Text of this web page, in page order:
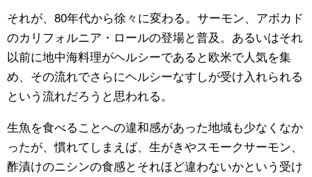
それが、80年代から徐々に変わる。サーモン、アボカド
のカリフォルニア・ロールの登場と普及。あるいはそれ
以前に地中海料理がヘルシーであると欧米で人気を集
め、その流れでさらにヘルシーなすしが受け入れられる
という流れだろうと思われる。
生魚を食べることへの違和感があった地域も少なくなか
ったが、慣れてしまえば、生がきやスモークサーモン、
酢漬けのニシンの食感とそれほど違わないかという受け